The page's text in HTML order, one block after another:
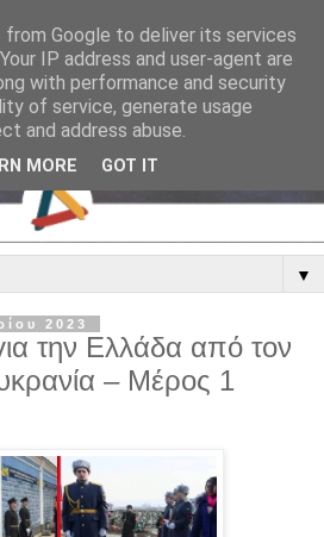
▼
2023
την Ελλάδα από τον
– Μέρος 1
Google to deliver its services
IP address and user-agent are
with performance and security
of service, generate usage
and address abuse.
MORE GOT IT